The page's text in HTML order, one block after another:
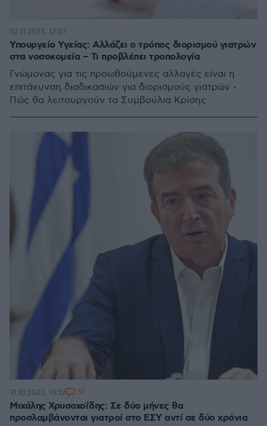
Υπουργείο Υγείας: Αλλάζει ο τρόπος διορισμού γιατρών
στα νοσοκομεία – Τι προβλέπει τροπολογία
Γνώμονας για τις προωθούμενες αλλαγές είναι η
επιτάχυνση διαδικασιών για διορισμούς γιατρών -
Πώς θα λειτουργούν τα Συμβούλια Κρίσης
02.11.2023, 12:07
Μιχάλης Χρυσοχοΐδης: Σε δύο μήνες θα
προσλαμβάνονται γιατροί στο ΕΣΥ αντί σε δύο χρόνια
31.10.2023, 10:12 51